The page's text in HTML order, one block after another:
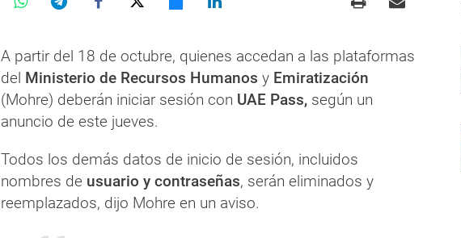
A partir del 18 de octubre, quienes accedan a las plataformas
del Ministerio de Recursos Humanos y Emiratización
(Mohre) deberán iniciar sesión con UAE Pass, según un
anuncio de este jueves.
Todos los demás datos de inicio de sesión, incluidos
nombres de usuario y contraseñas, serán eliminados y
reemplazados, dijo Mohre en un aviso.